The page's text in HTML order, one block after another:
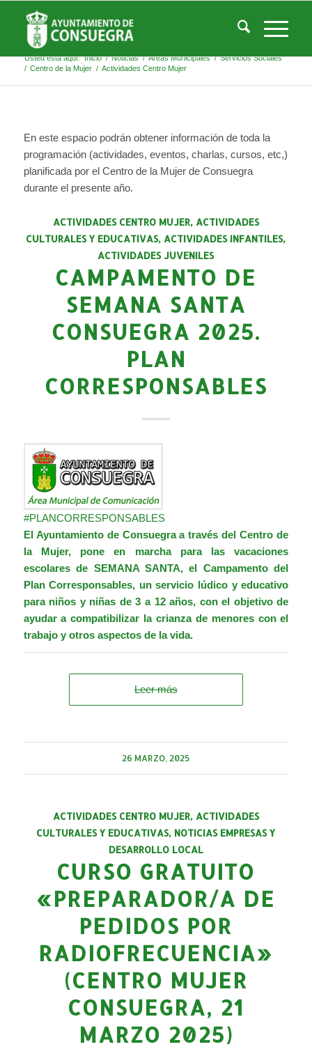
Listado de la categoría: Actividades Centro
Mujer
Usted está aquí: Inicio / Noticias / Áreas Municipales / Servicios Sociales
/ Centro de la Mujer / Actividades Centro Mujer
En este espacio podrán obtener información de toda la
programación (actividades, eventos, charlas, cursos, etc,)
planificada por el Centro de la Mujer de Consuegra
durante el presente año.
ACTIVIDADES CENTRO MUJER, ACTIVIDADES
CULTURALES Y EDUCATIVAS, ACTIVIDADES INFANTILES,
ACTIVIDADES JUVENILES
CAMPAMENTO DE
SEMANA SANTA
CONSUEGRA 2025.
PLAN
CORRESPONSABLES
#PLANCORRESPONSABLES
El Ayuntamiento de Consuegra a través delCentro de
la Mujer,pone en marcha para las vacaciones
escolares de SEMANA SANTA, el Campamento del
Plan Corresponsables, un servicio lúdico y educativo
para niños y niñas de 3 a 12 años, con el objetivo de
ayudar a compatibilizar la crianza de menores con el
trabajo y otros aspectos de la vida.
Leer más
26 MARZO, 2025
ACTIVIDADES CENTRO MUJER, ACTIVIDADES
CULTURALES Y EDUCATIVAS, NOTICIAS EMPRESAS Y
DESARROLLO LOCAL
CURSO GRATUITO
«PREPARADOR/A DE
PEDIDOS POR
RADIOFRECUENCIA»
(CENTRO MUJER
CONSUEGRA, 21
MARZO 2025)